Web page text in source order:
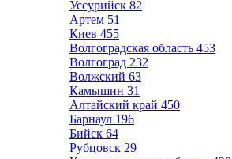
Уссурийск 82
Артем 51
Киев 455
Волгоградская область 453
Волгоград 232
Волжский 63
Камышин 31
Алтайский край 450
Барнаул 196
Бийск 64
Рубцовск 29